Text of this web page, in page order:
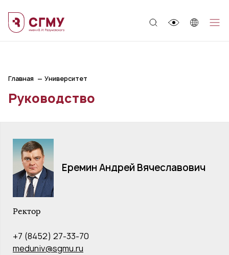
Главная Университет
Руководство
Еремин Андрей Вячеславович
Ректор
+7 (8452) 27-33-70
meduniv@sgmu.ru